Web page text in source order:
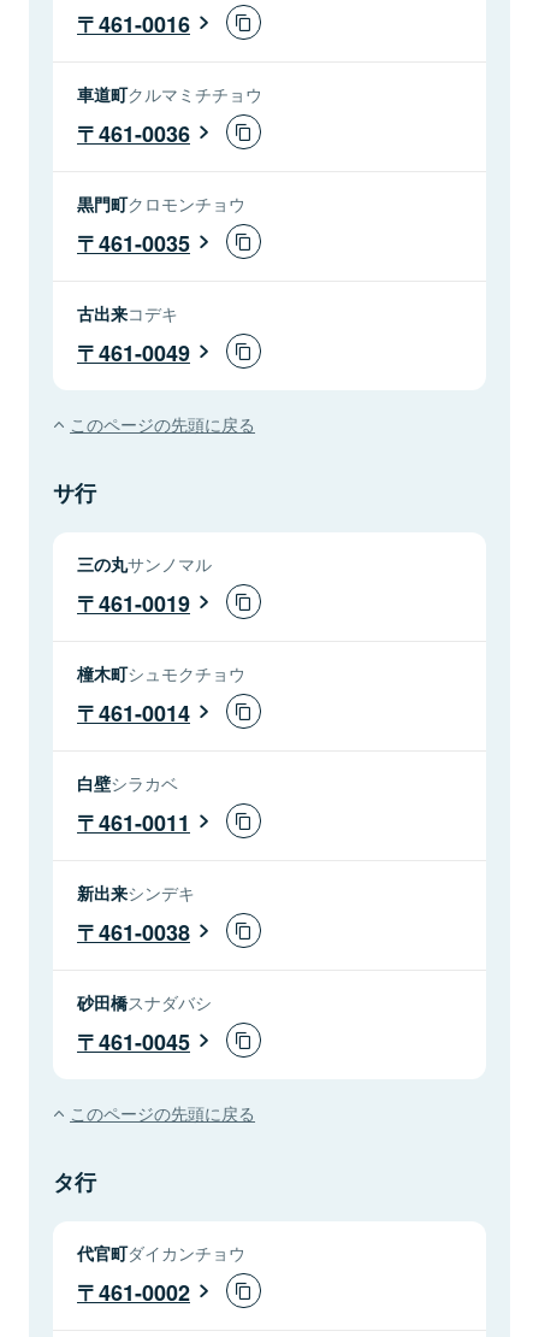
461-0016
車道町クルマミチチョウ
461-0036
黒門町クロモンチョウ
461-0035
古出来コデキ
461-0049
このページの先頭に戻る
サ行
三の丸サンノマル
461-0019
橦木町シュモクチョウ
461-0014
白壁シラカベ
461-0011
新出来シンデキ
461-0038
砂田橋スナダバシ
461-0045
このページの先頭に戻る
タ行
代官町ダイカンチョウ
461-0002